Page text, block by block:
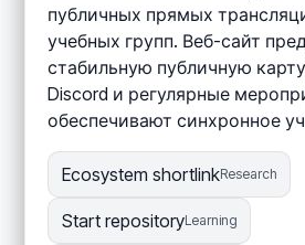
публичных прямых
учебных групп. Веб-сайт
стабильную публичную
Discord и регулярные
обеспечивают синхронное
Ecosystem shortlinkResearch
Start repositoryLearning